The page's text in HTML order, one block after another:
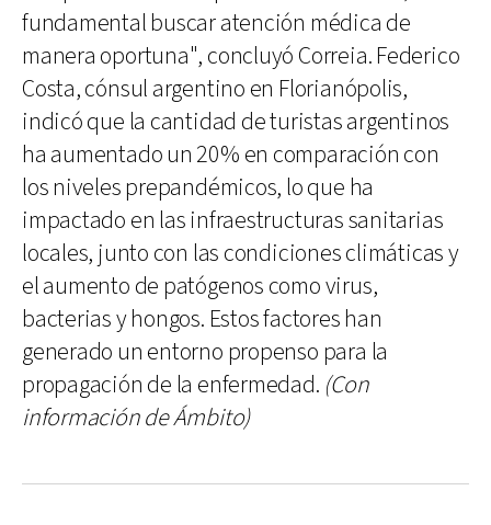
fundamental buscar atención médica de
manera oportuna", concluyó Correia. Federico
Costa, cónsul argentino en Florianópolis,
indicó que la cantidad de turistas argentinos
ha aumentado un 20% en comparación con
los niveles prepandémicos, lo que ha
impactado en las infraestructuras sanitarias
locales, junto con las condiciones climáticas y
el aumento de patógenos como virus,
bacterias y hongos. Estos factores han
generado un entorno propenso para la
propagación de la enfermedad. (Con
información de Ámbito)